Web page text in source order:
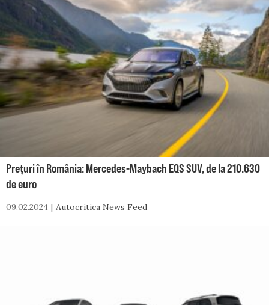
Prețuri în România: Mercedes-Maybach EQS SUV, de la 210.630
de euro
09.02.2024 Autocritica News Feed